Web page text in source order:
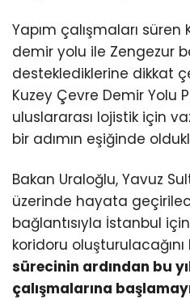
Yapım çalışmaları süren
demir yolu ile Zengezur
desteklediklerine dikkat
Kuzey Çevre Demir Yolu
uluslararası lojistik için
bir adımın eşiğinde
Bakan Uraloğlu, Yavuz
üzerinde hayata
bağlantısıyla İstanbul
koridoru oluşturulacağını
sürecinin ardından bu
çalışmalarına